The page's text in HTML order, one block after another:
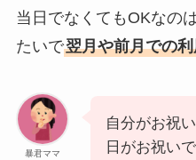
当日でなくてもOKなの
たいで翌月や前月での
暴君ママ
自分がお祝
日がお祝い